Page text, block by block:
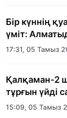
Бір күннің
үміт:
17:31, 05 Тамыз
Қалқаман-2
тұрғын үйді
15:09, 05 Тамыз